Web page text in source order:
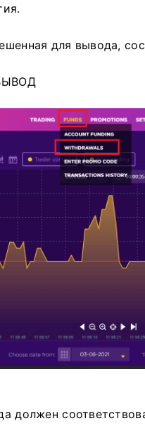
для вывода,
должен